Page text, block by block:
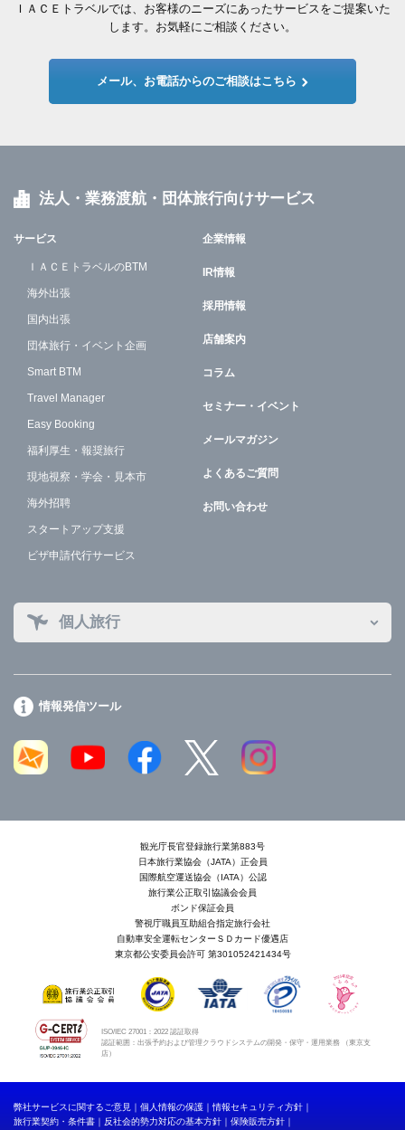
ＩＡＣＥトラベルでは、お客様のニーズにあったサービスをご提案いた
します。お気軽にご相談ください。
メール、お電話からのご相談はこちら
法人・業務渡航・団体旅行向けサービス
サービス
ＩＡＣＥトラベルのBTM
海外出張
国内出張
団体旅行・イベント企画
Smart BTM
Travel Manager
Easy Booking
福利厚生・報奨旅行
現地視察・学会・見本市
海外招聘
スタートアップ支援
ビザ申請代行サービス
企業情報
IR情報
採用情報
店舗案内
コラム
セミナー・イベント
メールマガジン
よくあるご質問
お問い合わせ
個人旅行
情報発信ツール
観光庁長官登録旅行業第883号
日本旅行業協会（JATA）正会員
国際航空運送協会（IATA）公認
旅行業公正取引協議会会員
ボンド保証会員
警視庁職員互助組合指定旅行会社
自動車安全運転センターＳＤカード優遇店
東京都公安委員会許可 第301052421434号
ISO/IEC 27001：2022 認証取得
認証範囲：出張予約および管理クラウドシステムの開発・保守・運用業務 （東京支
店）
弊社サービスに関するご意見 個人情報の保護
情報セキュリティ方針
旅行業契約・条件書
反社会的勢力対応の基本方針 保険販売方針